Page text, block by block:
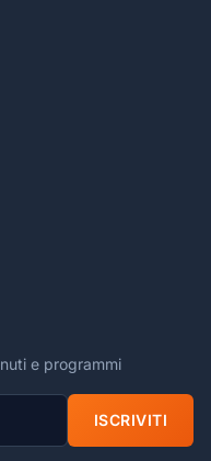
e programmi
ISCRIVITI